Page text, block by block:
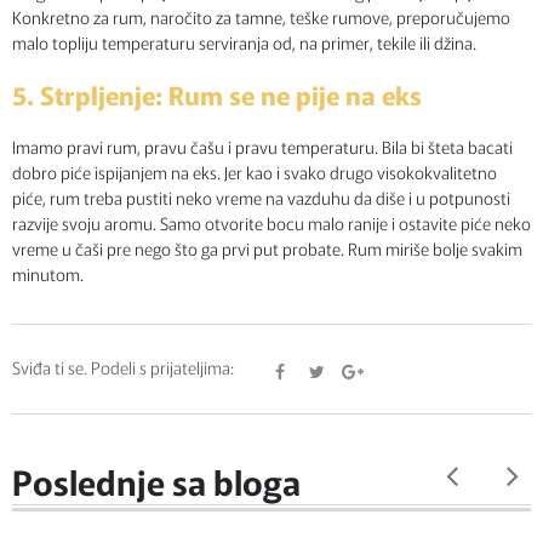
Konkretno za rum, naročito za tamne, teške rumove, preporučujemo
malo topliju temperaturu serviranja od, na primer, tekile ili džina.
5. Strpljenje: Rum se ne pije na eks
Imamo pravi rum, pravu čašu i pravu temperaturu. Bila bi šteta bacati
dobro piće ispijanjem na eks. Jer kao i svako drugo visokokvalitetno
piće, rum treba pustiti neko vreme na vazduhu da diše i u potpunosti
razvije svoju aromu. Samo otvorite bocu malo ranije i ostavite piće neko
vreme u čaši pre nego što ga prvi put probate. Rum miriše bolje svakim
minutom.
Sviđa ti se. Podeli s prijateljima:
Poslednje sa bloga